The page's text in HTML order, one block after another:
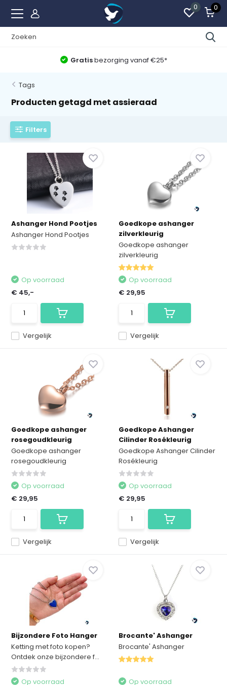
0 0
Gratisbezorging vanaf €25*
Tags
Producten getagd met assieraad
Filters
Ashanger Hond Pootjes
Ashanger Hond Pootjes
Vergelijk
Op voorraad
€ 45,-
Goedkope ashanger
zilverkleurig
Goedkope ashanger
zilverkleurig
Vergelijk
Op voorraad
€ 29,95
Goedkope ashanger
rosegoudkleurig
Goedkope ashanger
rosegoudkleurig
Vergelijk
Op voorraad
€ 29,95
Goedkope Ashanger
Cilinder Rosékleurig
Goedkope Ashanger Cilinder
Rosékleurig
Vergelijk
Op voorraad
€ 29,95
Bijzondere Foto Hanger
Ketting met foto kopen?
Ontdek onze bijzondere f...
Op voorraad
Brocante' Ashanger
Brocante' Ashanger
Op voorraad